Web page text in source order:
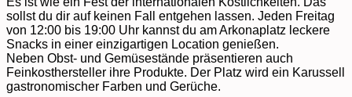
sollst du dir auf keinen Fall entgehen lassen. Jeden Freitag
von 12:00 bis 19:00 Uhr kannst du am Arkonaplatz leckere
Snacks in einer einzigartigen Location genießen.
Neben Obst- und Gemüsestände präsentieren auch
Feinkosthersteller ihre Produkte. Der Platz wird ein Karussell
gastronomischer Farben und Gerüche.